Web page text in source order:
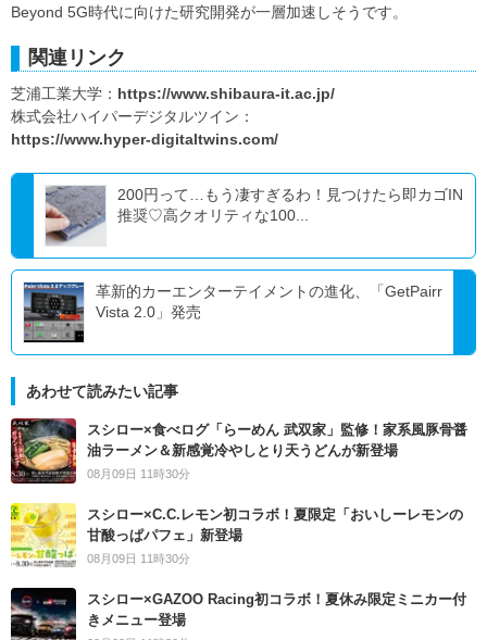
Beyond 5G時代に向けた研究開発が一層加速しそうです。
関連リンク
芝浦工業大学： https://www.shibaura-it.ac.jp/
株式会社ハイパーデジタルツイン：
https://www.hyper-digitaltwins.com/
200円って…もう凄すぎるわ！見つけたら即カゴIN
推奨♡高クオリティな100...
革新的カーエンターテイメントの進化、「GetPairr
Vista 2.0」発売
あわせて読みたい記事
スシロー×食べログ「らーめん 武双家」監修！家系風豚骨醤
油ラーメン＆新感覚冷やしとり天うどんが新登場
08月09日 11時30分
スシロー×C.C.レモン初コラボ！夏限定「おいしーレモンの
甘酸っぱパフェ」新登場
08月09日 11時30分
スシロー×GAZOO Racing初コラボ！夏休み限定ミニカー付
きメニュー登場